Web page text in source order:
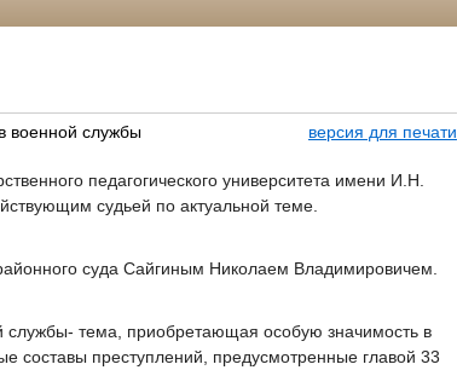
военной службы
версия для печати
педагогического университета имени И.Н.
судьей по актуальной теме.
суда Сайгиным Николаем Владимировичем.
службы- тема, приобретающая особую значимость в
составы преступлений, предусмотренные главой 33